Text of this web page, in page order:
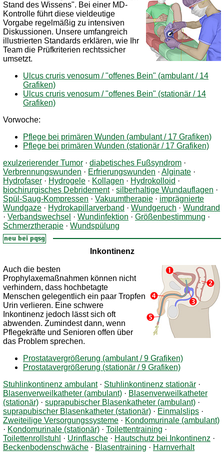
Stand des Wissens". Bei einer MD-
Kontrolle führt diese vieldeutige
Vorgabe regelmäßig zu intensiven
Diskussionen. Unsere umfangreich
illustrierten Standards erklären, wie Ihr
Team die Prüfkriterien rechtssicher
umsetzt.
Ulcus cruris venosum / "offenes Bein" (ambulant / 14
Grafiken)
Ulcus cruris venosum / "offenes Bein" (stationär / 14
Grafiken)
Vorwoche:
Pflege bei primären Wunden (ambulant / 17 Grafiken)
Pflege bei primären Wunden (stationär / 17 Grafiken)
exulzerierender Tumor · diabetisches Fußsyndrom ·
Verbrennungswunden · Erfrierungswunden · Alginate ·
Hydrofaser · Hydrogele · Kollagen · Hydrokolloid ·
biochirurgisches Debridement· silberhaltige Wundauflagen ·
Spül-Saug-Kompressen · Vakuumtherapie · imprägnierte
Wundgaze · Hydrokapillarverband · Wundgeruch · Wundrand
· Verbandswechsel · Wundinfektion · Größenbestimmung ·
Schmerztherapie · Wundspülung
Inkontinenz
Auch die besten
Prophylaxemaßnahmen können nicht
verhindern, dass hochbetagte
Menschen gelegentlich ein paar Tropfen
Urin verlieren. Eine schwere
Inkontinenz jedoch lässt sich oft
abwenden. Zumindest dann, wenn
Pflegekräfte und Senioren offen über
das Problem sprechen.
Prostatavergrößerung (ambulant / 9 Grafiken)
Prostatavergrößerung (stationär / 9 Grafiken)
Stuhlinkontinenz ambulant· Stuhlinkontinenz stationär ·
Blasenverweilkatheter (ambulant) · Blasenverweilkatheter
(stationär) · suprapubischer Blasenkatheter (ambulant) ·
suprapubischer Blasenkatheter (stationär) · Einmalslips ·
Zweiteilige Versorgungssysteme · Kondomurinale (ambulant)
· Kondomurinale (stationär) · Toilettentraining ·
Toilettenrollstuhl · Urinflasche · Hautschutz bei Inkontinenz ·
Beckenbodenschwäche · Blasentraining · Harnverhalt